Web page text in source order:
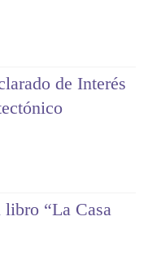
de Interés
libro “La Casa